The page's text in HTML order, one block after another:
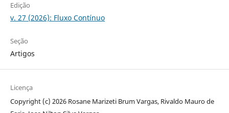
Edição
v. 27 (2026): Fluxo Contínuo
Seção
Artigos
Licença
Copyright (c) 2026 Rosane Marizeti Brum Vargas, Rivaldo Mauro de